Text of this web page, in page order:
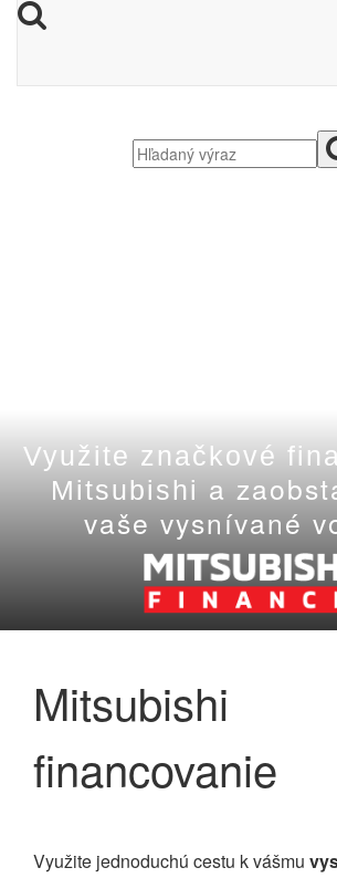
Využite značkové
Mitsubishi a
vaše vysnívané
Mitsubishi
financovanie
Využite jednoduchú cestu k vášmu